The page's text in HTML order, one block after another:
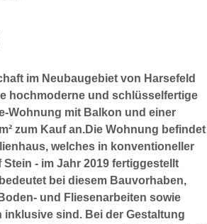
im Neubaugebiet von Harsefeld
hochmoderne und schlüsselfertige
Wohnung mit Balkon und einer
zum Kauf an.Die Wohnung befindet
welches in konventioneller
Stein - im Jahr 2019 fertiggestellt
bei diesem Bauvorhaben,
und Fliesenarbeiten sowie
inklusive sind. Bei der Gestaltung